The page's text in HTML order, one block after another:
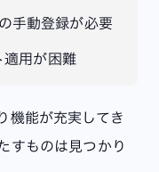
手動登録が必要
用が困難
機能が充実してき
すものは見つかり